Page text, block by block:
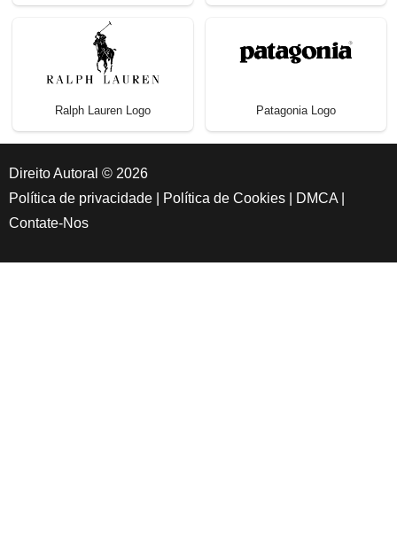
Ralph Lauren Logo Patagonia Logo
Direito Autoral © 2026
Política de privacidade
Política de Cookies DMCA|
Contate-Nos